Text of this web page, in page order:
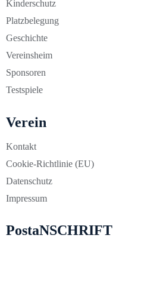
Kinderschutz
Platzbelegung
Geschichte
Vereinsheim
Sponsoren
Testspiele
Verein
Kontakt
Cookie-Richtlinie (EU)
Datenschutz
Impressum
PostaNSCHRIFT